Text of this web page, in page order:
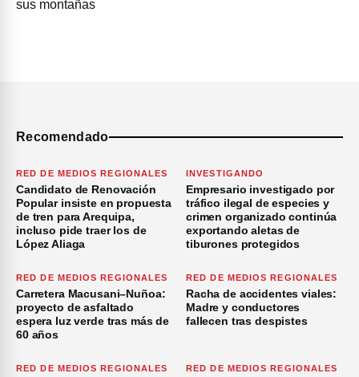
Recomendado
RED DE MEDIOS REGIONALES
Candidato de Renovación
Popular insiste en propuesta
de tren para Arequipa,
incluso pide traer los de
López Aliaga
INVESTIGANDO
Empresario investigado por
tráfico ilegal de especies y
crimen organizado continúa
exportando aletas de
tiburones protegidos
RED DE MEDIOS REGIONALES
Carretera Macusani–Nuñoa:
proyecto de asfaltado
espera luz verde tras más de
60 años
RED DE MEDIOS REGIONALES
Racha de accidentes viales:
Madre y conductores
fallecen tras despistes
RED DE MEDIOS REGIONALES RED DE MEDIOS REGIONALES